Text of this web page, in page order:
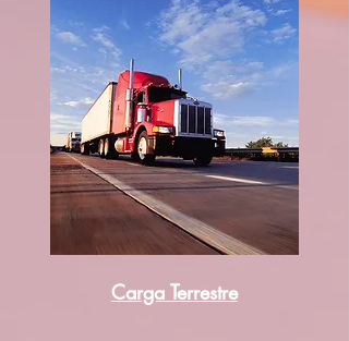
Carga Terrestre